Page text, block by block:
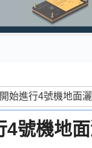
4號機地